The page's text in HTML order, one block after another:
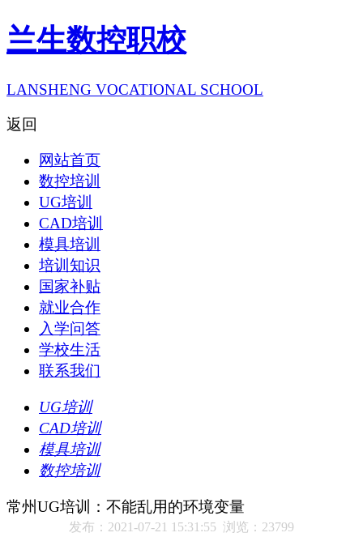
兰生数控职校
LANSHENG VOCATIONAL SCHOOL
返回
网站首页
数控培训
UG培训
CAD培训
模具培训
培训知识
国家补贴
就业合作
入学问答
学校生活
联系我们
UG培训
CAD培训
模具培训
数控培训
常州UG培训：不能乱用的环境变量
发布：2021-07-21 15:31:55 浏览：23799